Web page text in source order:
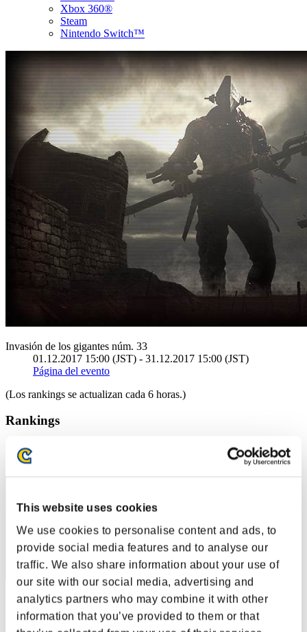
This website uses cookies
We use cookies to personalise content and ads, to
provide social media features and to analyse our
traffic. We also share information about your use of
our site with our social media, advertising and
analytics partners who may combine it with other
information that you’ve provided to them or that
Xbox 360®
Steam
Nintendo Switch™
Invasión de los gigantes núm. 33
01.12.2017 15:00 (JST) - 31.12.2017 15:00 (JST)
Página del evento
(Los rankings se actualizan cada 6 horas.)
Rankings
Posición
Puntos: -
Posición